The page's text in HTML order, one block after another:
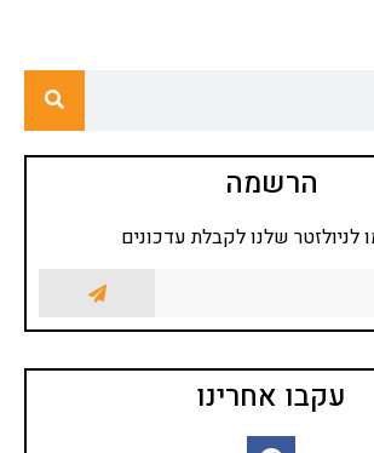
הרשמה
לניולזטר שלנו לקבלת עדכונים
עקבו אחרינו